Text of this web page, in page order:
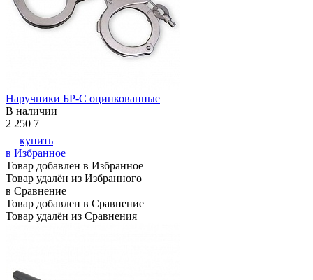
Наручники БР-С оцинкованные
В наличии
2 250 7
купить
в Избранное
Товар добавлен в Избранное
Товар удалён из Избранного
в Сравнение
Товар добавлен в Сравнение
Товар удалён из Сравнения